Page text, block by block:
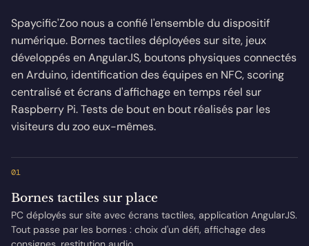
Spaycific'Zoo nous a confié l'ensemble du dispositif
numérique. Bornes tactiles déployées sur site, jeux
développés en AngularJS, boutons physiques connectés
en Arduino, identification des équipes en NFC, scoring
centralisé et écrans d'affichage en temps réel sur
Raspberry Pi. Tests de bout en bout réalisés par les
visiteurs du zoo eux-mêmes.
01
Bornes tactiles sur place
PC déployés sur site avec écrans tactiles, application AngularJS.
Tout passe par les bornes : choix d'un défi, affichage des